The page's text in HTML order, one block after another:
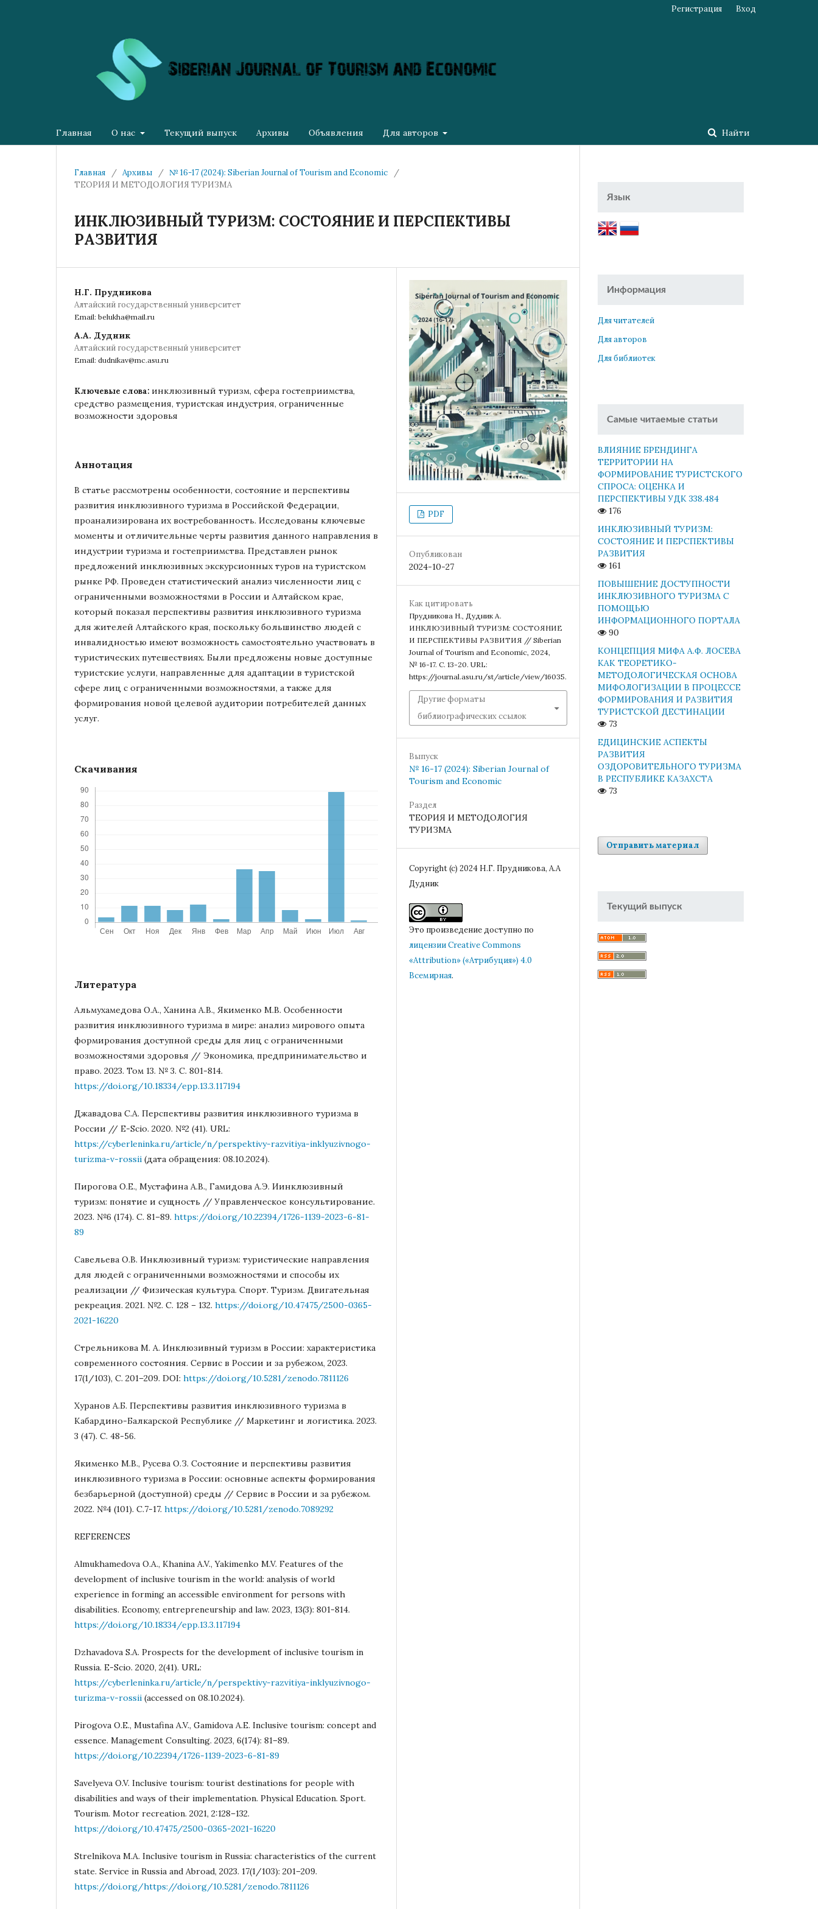
Главная О нас Текущий выпуск Архивы Объявления Для авторов Найти
Регистрация Вход
Главная / Архивы / № 16-17 (2024): Siberian Journal of Tourism and Economic
/
ТЕОРИЯ И МЕТОДОЛОГИЯ ТУРИЗМА
ИНКЛЮЗИВНЫЙ ТУРИЗМ: СОСТОЯНИЕ И ПЕРСПЕКТИВЫ
РАЗВИТИЯ
Н.Г. Прудникова
Алтайский государственный университет
Email: belukha@mail.ru
А.А. Дудник
Алтайский государственный университет
Email: dudnikav@mc.asu.ru
Ключевые слова: инклюзивный туризм, сфера гостеприимства,
средство размещения, туристская индустрия, ограниченные
возможности здоровья
Аннотация
В статье рассмотрены особенности, состояние и перспективы
развития инклюзивного туризма в Российской Федерации,
проанализирована их востребованность. Исследованы ключевые
моменты и отличительные черты развития данного направления в
индустрии туризма и гостеприимства. Представлен рынок
предложений инклюзивных экскурсионных туров на туристском
рынке РФ. Проведен статистический анализ численности лиц с
ограниченными возможностями в России и Алтайском крае,
который показал перспективы развития инклюзивного туризма
для жителей Алтайского края, поскольку большинство людей с
инвалидностью имеют возможность самостоятельно участвовать в
туристических путешествиях. Были предложены новые доступные
туристские услуги, направленные для адаптации в туристской
сфере лиц с ограниченными возможностями, а также для
формирования новой целевой аудитории потребителей данных
услуг.
Скачивания
Литература
Альмухамедова О.А., Ханина А.В., Якименко М.В. Особенности
развития инклюзивного туризма в мире: анализ мирового опыта
формирования доступной среды для лиц с ограниченными
возможностями здоровья // Экономика, предпринимательство и
право. 2023. Том 13. № 3. С. 801-814.
https://doi.org/10.18334/epp.13.3.117194
Джавадова С.А. Перспективы развития инклюзивного туризма в
России // E-Scio. 2020. №2 (41). URL:
https://cyberleninka.ru/article/n/perspektivy-razvitiya-inklyuzivnogo-
turizma-v-rossii (дата обращения: 08.10.2024).
Пирогова О.Е., Мустафина А.В., Гамидова А.Э. Иинклюзивный
туризм: понятие и сущность // Управленческое консультирование.
2023. №6 (174). С. 81–89. https://doi.org/10.22394/1726-1139-2023-6-81-
89
Савельева О.В. Инклюзивный туризм: туристические направления
для людей с ограниченными возможностями и способы их
реализации // Физическая культура. Спорт. Туризм. Двигательная
рекреация. 2021. №2. С. 128 – 132. https://doi.org/10.47475/2500-0365-
2021-16220
Стрельникова M. A. Инклюзивный туризм в России: характеристика
современного состояния. Сервис в России и за рубежом, 2023.
17(1/103), С. 201–209. DOI: https://doi.org/10.5281/zenodo.7811126
Хуранов А.Б. Перспективы развития инклюзивного туризма в
Кабардино-Балкарской Республике // Маркетинг и логистика. 2023.
3 (47). С. 48-56.
Якименко М.В., Русева О.З. Состояние и перспективы развития
инклюзивного туризма в России: основные аспекты формирования
безбарьерной (доступной) среды // Сервис в России и за рубежом.
2022. №4 (101). С.7-17. https://doi.org/10.5281/zenodo.7089292
REFERENCES
Almukhamedova O.A., Khanina A.V., Yakimenko M.V. Features of the
development of inclusive tourism in the world: analysis of world
experience in forming an accessible environment for persons with
disabilities. Economy, entrepreneurship and law. 2023, 13(3): 801-814.
https://doi.org/10.18334/epp.13.3.117194
Dzhavadova S.A. Prospects for the development of inclusive tourism in
Russia. E-Scio. 2020, 2(41). URL:
https://cyberleninka.ru/article/n/perspektivy-razvitiya-inklyuzivnogo-
turizma-v-rossii (accessed on 08.10.2024).
Pirogova O.E., Mustafina A.V., Gamidova A.E. Inclusive tourism: concept and
essence. Management Consulting. 2023, 6(174): 81–89.
https://doi.org/10.22394/1726-1139-2023-6-81-89
Savelyeva O.V. Inclusive tourism: tourist destinations for people with
disabilities and ways of their implementation. Physical Education. Sport.
Tourism. Motor recreation. 2021, 2:128–132.
https://doi.org/10.47475/2500-0365-2021-16220
Strelnikova M.A. Inclusive tourism in Russia: characteristics of the current
state. Service in Russia and Abroad, 2023. 17(1/103): 201–209.
https://doi.org/https://doi.org/10.5281/zenodo.7811126
PDF
Опубликован
2024-10-27
Как цитировать
Прудникова Н., Дудник А.
ИНКЛЮЗИВНЫЙ ТУРИЗМ: СОСТОЯНИЕ
И ПЕРСПЕКТИВЫ РАЗВИТИЯ // Siberian
Journal of Tourism and Economic, 2024,
№ 16-17. С. 13-20. URL:
https://journal.asu.ru/st/article/view/16035.
Другие форматы
библиографических ссылок
Выпуск
№ 16-17 (2024): Siberian Journal of
Tourism and Economic
Раздел
ТЕОРИЯ И МЕТОДОЛОГИЯ
ТУРИЗМА
Copyright (c) 2024 Н.Г. Прудникова, А.А
Дудник
Это произведение доступно по
лицензии Creative Commons
«Attribution» («Атрибуция») 4.0
Всемирная.
Язык
Информация
Для читателей
Для авторов
Для библиотек
Самые читаемые статьи
ВЛИЯНИЕ БРЕНДИНГА
ТЕРРИТОРИИ НА
ФОРМИРОВАНИЕ ТУРИСТСКОГО
СПРОСА: ОЦЕНКА И
ПЕРСПЕКТИВЫ УДК 338.484
176
ИНКЛЮЗИВНЫЙ ТУРИЗМ:
СОСТОЯНИЕ И ПЕРСПЕКТИВЫ
РАЗВИТИЯ
161
ПОВЫШЕНИЕ ДОСТУПНОСТИ
ИНКЛЮЗИВНОГО ТУРИЗМА С
ПОМОЩЬЮ
ИНФОРМАЦИОННОГО ПОРТАЛА
90
КОНЦЕПЦИЯ МИФА А.Ф. ЛОСЕВА
КАК ТЕОРЕТИКО-
МЕТОДОЛОГИЧЕСКАЯ ОСНОВА
МИФОЛОГИЗАЦИИ В ПРОЦЕССЕ
ФОРМИРОВАНИЯ И РАЗВИТИЯ
ТУРИСТСКОЙ ДЕСТИНАЦИИ
73
ЕДИЦИНСКИЕ АСПЕКТЫ
РАЗВИТИЯ
ОЗДОРОВИТЕЛЬНОГО ТУРИЗМА
В РЕСПУБЛИКЕ КАЗАХСТА
73
Отправить материал
Текущий выпуск